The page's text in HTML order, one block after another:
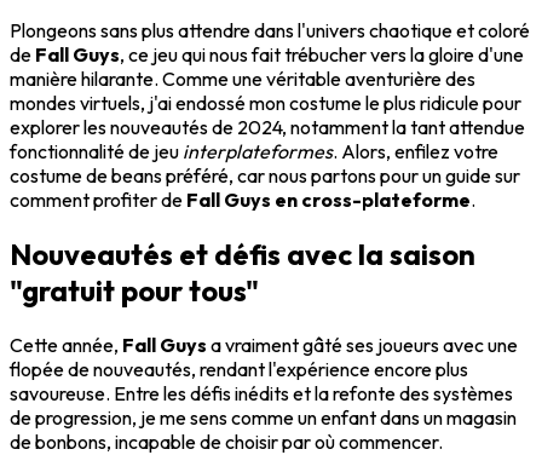
Plongeons sans plus attendre dans l'univers chaotique et coloré
de Fall Guys, ce jeu qui nous fait trébucher vers la gloire d'une
manière hilarante. Comme une véritable aventurière des
mondes virtuels, j'ai endossé mon costume le plus ridicule pour
explorer les nouveautés de 2024, notamment la tant attendue
fonctionnalité de jeu interplateformes. Alors, enfilez votre
costume de beans préféré, car nous partons pour un guide sur
comment profiter de Fall Guys en cross-plateforme.
Nouveautés et défis avec la saison
"gratuit pour tous"
Cette année, Fall Guys a vraiment gâté ses joueurs avec une
flopée de nouveautés, rendant l'expérience encore plus
savoureuse. Entre les défis inédits et la refonte des systèmes
de progression, je me sens comme un enfant dans un magasin
de bonbons, incapable de choisir par où commencer.